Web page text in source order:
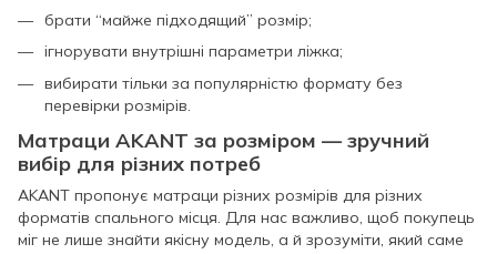
брати “майже підходящий” розмір;
ігнорувати внутрішні параметри ліжка;
вибирати тільки за популярністю формату без
перевірки розмірів.
Матраци AKANT за розміром — зручний
вибір для різних потреб
AKANT пропонує матраци різних розмірів для різних
форматів спального місця. Для нас важливо, щоб покупець
міг не лише знайти якісну модель, а й зрозуміти, який саме